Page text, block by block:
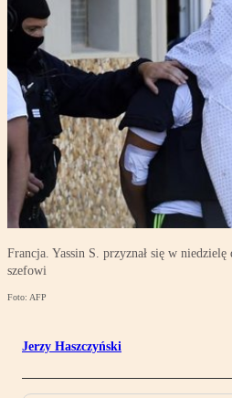
Francja. Yassin S. przyznał się w
szefowi
Foto: AFP
Jerzy Haszczyński